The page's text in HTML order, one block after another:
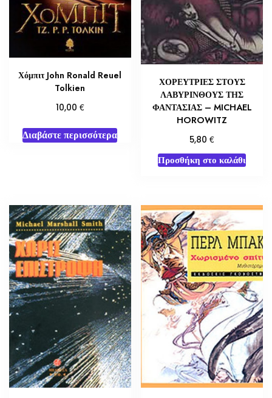
Χόμπιτ John Ronald Reuel
Tolkien
10,00 €
Διαβάστε περισσότερα
ΧΟΡΕΥΤΡΙΕΣ ΣΤΟΥΣ
ΛΑΒΥΡΙΝΘΟΥΣ ΤΗΣ
ΦΑΝΤΑΣΙΑΣ – MICHAEL
HOROWITZ
5,80€
Προσθήκη στο καλάθι